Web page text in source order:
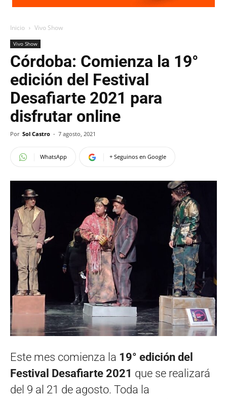
Inicio Vivo Show
Vivo Show
Córdoba: Comienza la 19°
edición del Festival
Desafiarte 2021 para
disfrutar online
Por Sol Castro - 7 agosto, 2021
WhatsApp + Seguinos en Google
Este mes comienza la 19° edición del
Festival Desafiarte 2021 que se realizará
del 9 al 21 de agosto. Toda la